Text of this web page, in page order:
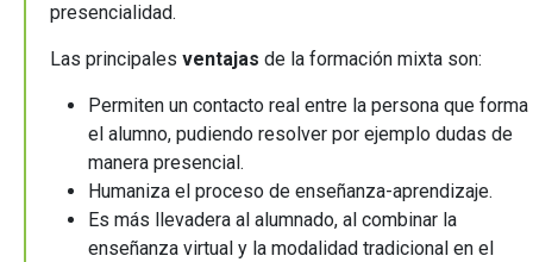
presencialidad.
Las principales ventajas de la formación mixta son:
Permiten un contacto real entre la persona que forma
el alumno, pudiendo resolver por ejemplo dudas de
manera presencial.
Humaniza el proceso de enseñanza-aprendizaje.
Es más llevadera al alumnado, al combinar la
enseñanza virtual y la modalidad tradicional en el